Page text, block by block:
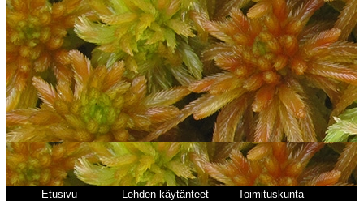
Etusivu Lehden käytänteet
Toimituskunta